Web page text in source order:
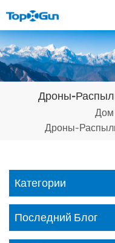
СВЯЗАТЬСЯ
Tiếng
Дроны-
Дом
Дроны-
Категории
Последний Блог